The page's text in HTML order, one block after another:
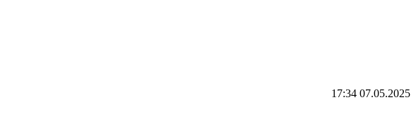
17:34 07.05.2025